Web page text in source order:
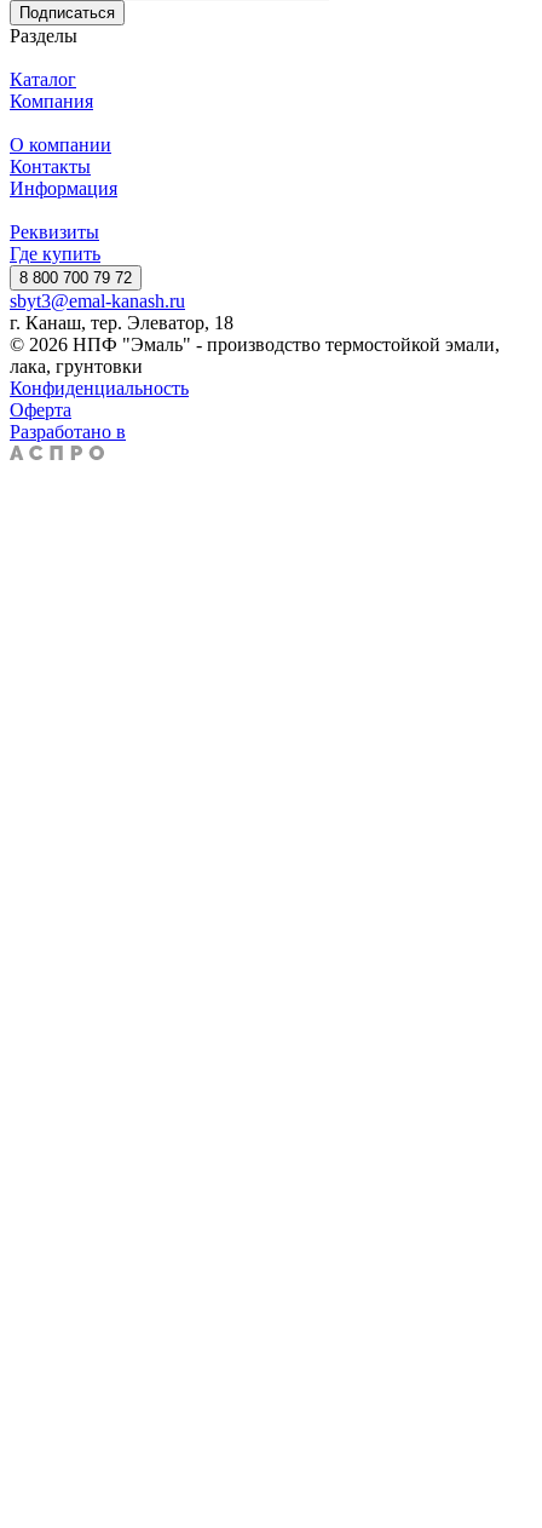
Подписаться
Разделы
Каталог
Компания
О компании
Контакты
Информация
Реквизиты
Где купить
8 800 700 79 72
sbyt3@emal-kanash.ru
г. Канаш, тер. Элеватор, 18
© 2026 НПФ "Эмаль" - производство термостойкой эмали,
лака, грунтовки
Конфиденциальность
Оферта
Разработано в